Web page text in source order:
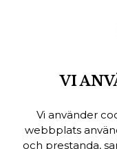
VI
Vi använder
webbplats
och prestanda,